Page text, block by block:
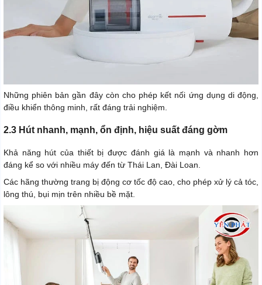
Những phiên bản gần đây còn cho phép kết nối ứng dụng di động,
điều khiển thông minh, rất đáng trải nghiệm.
2.3 Hút nhanh, mạnh, ổn định, hiệu suất đáng gờm
Khả năng hút của thiết bị được đánh giá là mạnh và nhanh hơn
đáng kể so với nhiều máy đến từ Thái Lan, Đài Loan.
Các hãng thường trang bị động cơ tốc độ cao, cho phép xử lý cả tóc,
lông thú, bụi mịn trên nhiều bề mặt.